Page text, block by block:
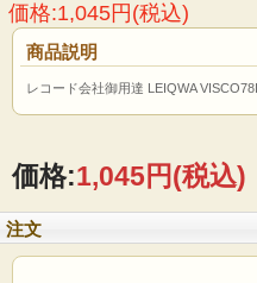
価格:1,045円(税込)
商品説明
レコード会社御用達 LEIQWA
価格:1,045円(税込)
注文